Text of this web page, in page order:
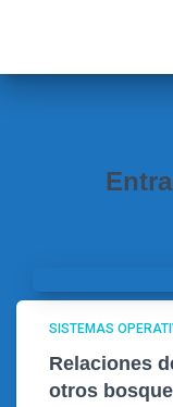
SISTEMAS
Relaciones
otros